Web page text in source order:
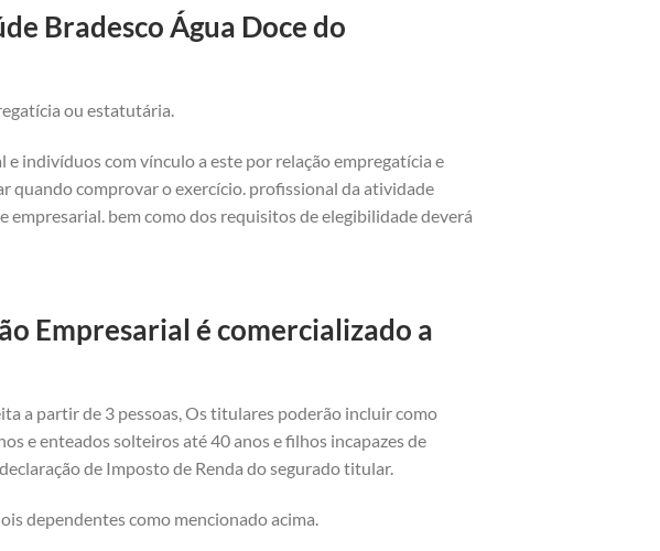
Bradesco Água Doce do
ou estatutária.
e indivíduos com vínculo a este por relação empregatícia e
quando comprovar o exercício. profissional da atividade
bem como dos requisitos de elegibilidade deverá
Empresarial é comercializado a
a partir de 3 pessoas, Os titulares poderão incluir como
e enteados solteiros até 40 anos e filhos incapazes de
de Imposto de Renda do segurado titular.
dependentes como mencionado acima.